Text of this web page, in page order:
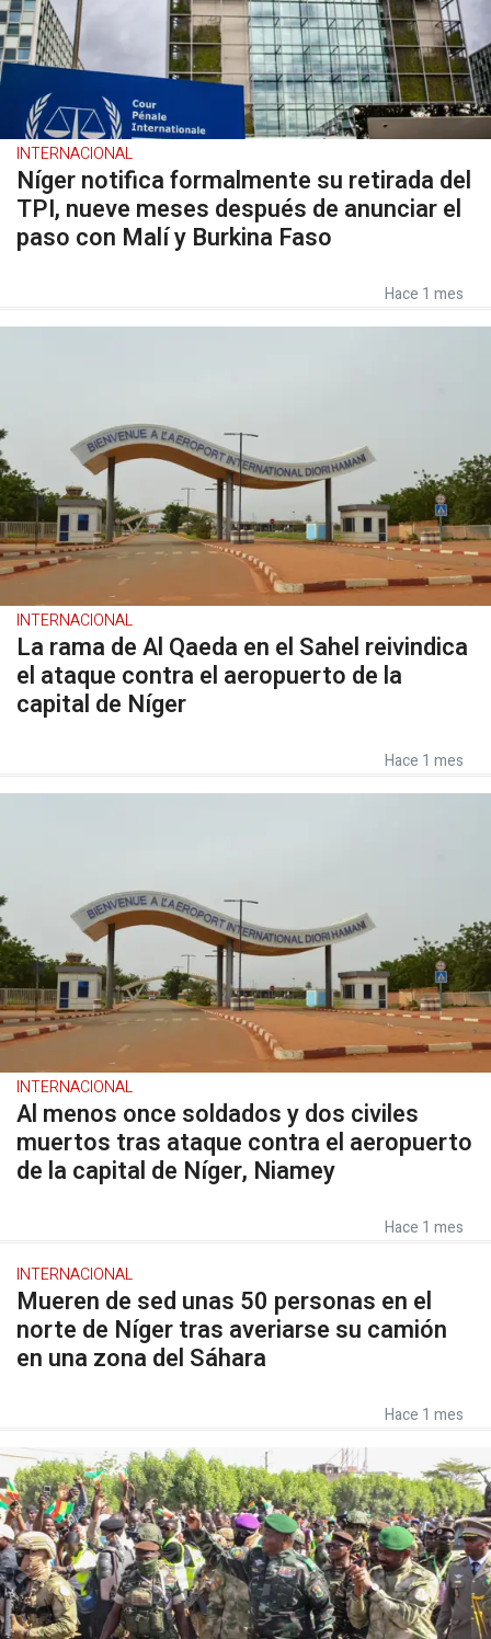
INTERNACIONAL
Níger notifica formalmente su retirada del
TPI, nueve meses después de anunciar el
paso con Malí y Burkina Faso
Hace 1 mes
INTERNACIONAL
La rama de Al Qaeda en el Sahel reivindica
el ataque contra el aeropuerto de la
capital de Níger
Hace 1 mes
INTERNACIONAL
Al menos once soldados y dos civiles
muertos tras ataque contra el aeropuerto
de la capital de Níger, Niamey
Hace 1 mes
INTERNACIONAL
Mueren de sed unas 50 personas en el
norte de Níger tras averiarse su camión
en una zona del Sáhara
Hace 1 mes